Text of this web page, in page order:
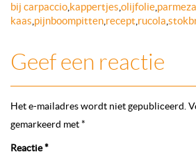
bij carpaccio kappertjes olijfolie
kaas pijnboompitten recept rucola
Geef een reactie
Het e-mailadres wordt niet gepubliceerd.
gemarkeerd met*
Reactie*